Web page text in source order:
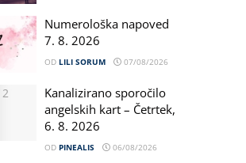
Numerološka napoved
7. 8. 2026
OD LILI SORUM 07/08/2026
Kanalizirano sporočilo
angelskih kart – Četrtek,
6. 8. 2026
OD PINEALIS 06/08/2026